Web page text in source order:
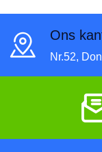
ruimtevaart.
Ons
Nr.52,